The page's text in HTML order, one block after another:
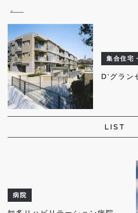
集合住宅
D‘グラン
LIST
病院